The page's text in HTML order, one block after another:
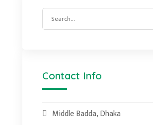
Search
for:
Contact Info
Middle Badda, Dhaka